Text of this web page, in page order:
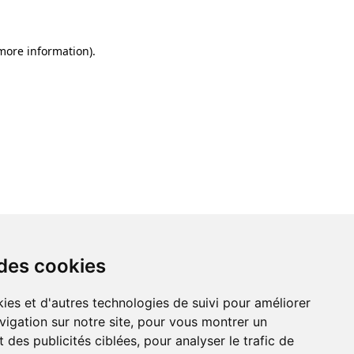
cookies
et d'autres technologies de suivi pour améliorer
sur notre site, pour vous montrer un
des publicités ciblées, pour analyser le trafic de
information).